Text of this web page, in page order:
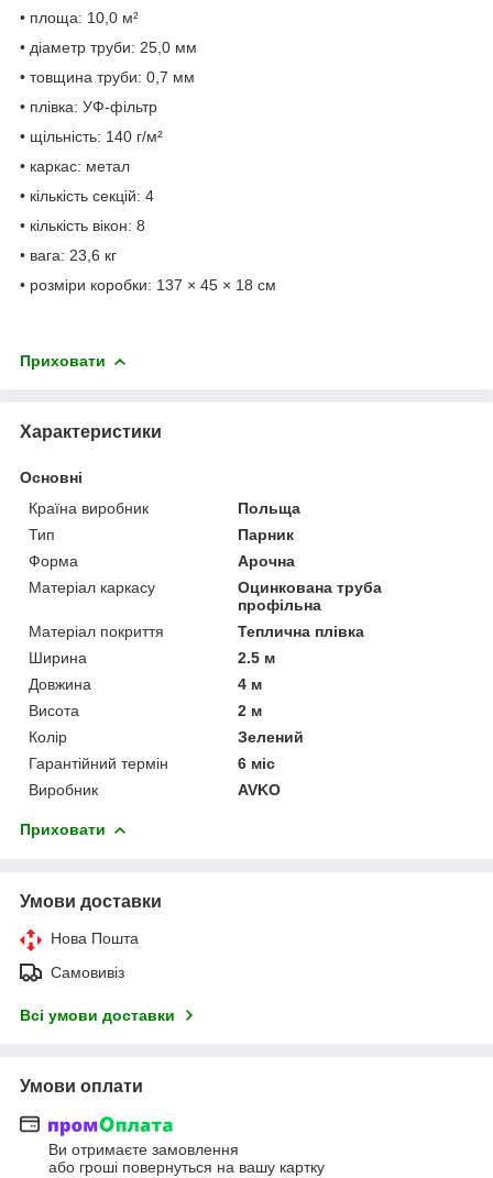
• площа: 10,0 м²
• діаметр труби: 25,0 мм
• товщина труби: 0,7 мм
• плівка: УФ-фільтр
• щільність: 140 г/м²
• каркас: метал
• кількість секцій: 4
• кількість вікон: 8
• вага: 23,6 кг
• розміри коробки: 137 × 45 × 18 см
Приховати
Характеристики
Основні
Країна виробник
Польща
Тип
Парник
Форма
Арочна
Матеріал каркасу
Оцинкована труба
профільна
Матеріал покриття
Теплична плівка
Ширина
2.5 м
Довжина
4 м
Висота
2 м
Колір
Зелений
Гарантійний термін
6 міс
Виробник
AVKO
Приховати
Умови доставки
Нова Пошта
Самовивіз
Всі умови доставки
Умови оплати
Ви отримаєте замовлення
або гроші повернуться на вашу картку